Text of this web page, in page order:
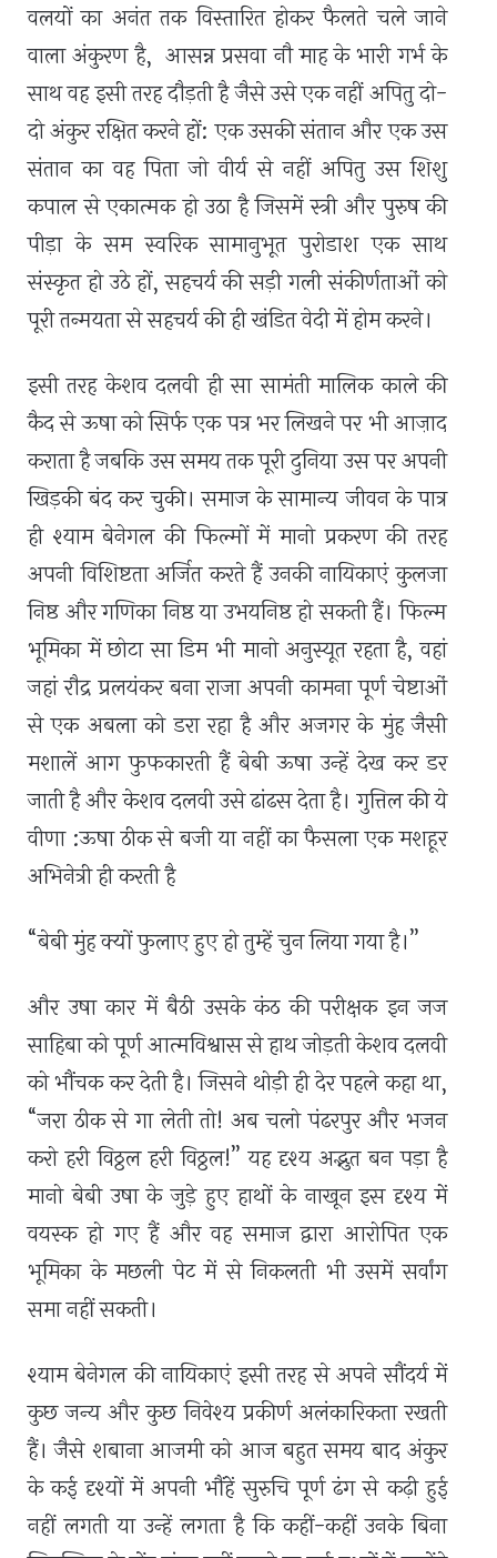
वलयों का अनंत तक विस्तारित होकर फैलते चले जाने
वाला अंकुरण है, आसन्न प्रसवा नौ माह के भारी गर्भ के
साथ वह इसी तरह दौड़ती है जैसे उसे एक नहीं अपितु दो-
दो अंकुर रक्षित करने हों: एक उसकी संतान और एक उस
संतान का वह पिता जो वीर्य से नहीं अपितु उस शिशु
कपाल से एकात्मक हो उठा है जिसमें स्त्री और पुरुष की
पीड़ा के सम स्वरिक सामानुभूत पुरोडाश एक साथ
संस्कृत हो उठे हों,सहचर्य की सड़ी गली संकीर्णताओं को
पूरी तन्मयता से सहचर्य की ही खंडित वेदी में होम करने।
इसी तरह केशव दलवी ही सा सामंती मालिक काले की
कैद से ऊषा को सिर्फ एक पत्र भर लिखने पर भी आज़ाद
कराता है जबकि उस समय तक पूरी दुनिया उस पर अपनी
खिड़की बंद कर चुकी। समाज के सामान्य जीवन के पात्र
ही श्याम बेनेगल की फिल्मों में मानो प्रकरण की तरह
अपनी विशिष्टता अर्जित करते हैं उनकी नायिकाएं कुलजा
निष्ठ और गणिका निष्ठ या उभयनिष्ठ हो सकती हैं। फिल्म
भूमिका में छोटा सा डिम भी मानो अनुस्यूत रहता है,वहां
जहां रौद्र प्रलयंकर बना राजा अपनी कामना पूर्ण चेष्टाओं
से एक अबला को डरा रहा है और अजगर के मुंह जैसी
मशालें आग फुफकारती हैं बेबी ऊषा उन्हें देख कर डर
जाती है और केशव दलवी उसे ढांढस देता है। गुत्तिल की ये
वीणा :ऊषा ठीक से बजी या नहीं का फैसला एक मशहूर
अभिनेत्री ही करती है
“बेबी मुंह क्यों फुलाए हुए हो तुम्हें चुन लिया गया है।”
और उषा कार में बैठी उसके कंठ की परीक्षक इन जज
साहिबा को पूर्ण आत्मविश्वास से हाथ जोड़ती केशव दलवी
को भौंचक कर देती है। जिसने थोड़ी ही देर पहले कहा था,
“जरा ठीक से गा लेती तो! अब चलो पंढरपुर और भजन
करो हरी विठ्ठल हरी विठ्ठल!” यह दृश्य अद्भुत बन पड़ा है
मानो बेबी उषा के जुड़े हुए हाथों के नाखून इस दृश्य में
वयस्क हो गए हैं और वह समाज द्वारा आरोपित एक
भूमिका के मछली पेट में से निकलती भी उसमें सर्वांग
समा नहीं सकती।
श्याम बेनेगल की नायिकाएं इसी तरह से अपने सौंदर्य में
कुछ जन्य और कुछ निवेश्य प्रकीर्ण अलंकारिकता रखती
हैं। जैसे शबाना आजमी को आज बहुत समय बाद अंकुर
के कई दृश्यों में अपनी भौंहें सुरुचि पूर्ण ढंग से कढ़ी हुई
नहीं लगती या उन्हें लगता है कि कहीं-कहीं उनके बिना